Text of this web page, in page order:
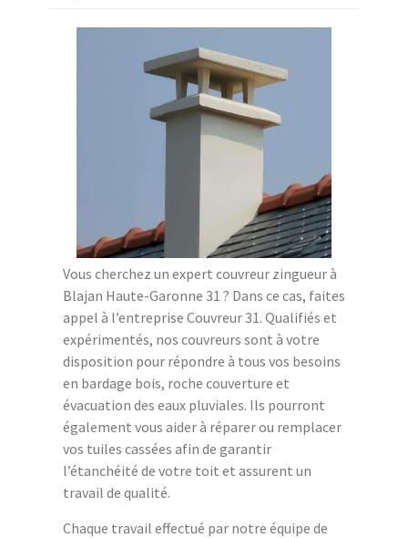
Vous cherchez un expert couvreur zingueur à
Blajan Haute-Garonne 31 ? Dans ce cas, faites
appel à l’entreprise Couvreur 31. Qualifiés et
expérimentés, nos couvreurs sont à votre
disposition pour répondre à tous vos besoins
en bardage bois, roche couverture et
évacuation des eaux pluviales. Ils pourront
également vous aider à réparer ou remplacer
vos tuiles cassées afin de garantir
l’étanchéité de votre toit et assurent un
travail de qualité.
Chaque travail effectué par notre équipe de